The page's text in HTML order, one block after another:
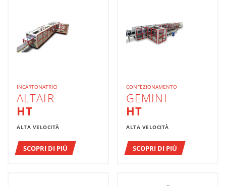
INCARTONATRICI
ALTAIR
HT
ALTA VELOCITÀ
SCOPRI DI PIÙ
CONFEZIONAMENTO
GEMINI
HT
ALTA VELOCITÀ
SCOPRI DI PIÙ